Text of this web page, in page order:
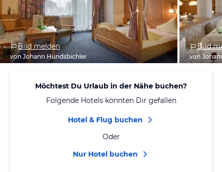
Bild melden
von Johann Hundsbichler
Bild
von
Möchtest Du Urlaub in der Nähe buchen?
Folgende Hotels könnten Dir gefallen
Hotel & Flug buchen
Oder
Nur Hotel buchen